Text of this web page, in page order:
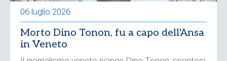
06 luglio 2026
Morto Dino Tonon, fu a capo dell'Ansa
in Veneto